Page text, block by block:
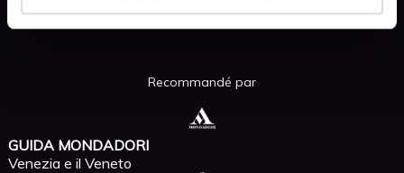
FACEBOOK
Recommandé par
GUIDA MONDADORI
Venezia e il Veneto